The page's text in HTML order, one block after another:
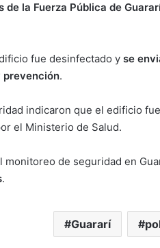
de la Fuerza Pública de
fue desinfectado y se
prevención.
indicaron que el edificio
el Ministerio de Salud.
monitoreo de seguridad en
.
Guararí